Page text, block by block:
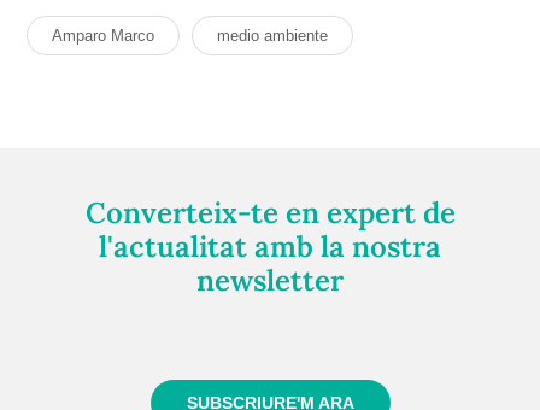
Amparo Marco medio ambiente
Converteix-te en expert de
l'actualitat amb la nostra
newsletter
SUBSCRIURE'M ARA